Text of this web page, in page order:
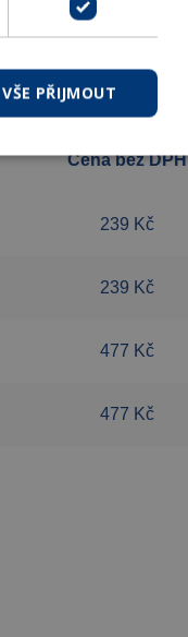
Cena bez DPH
239 Kč
239 Kč
477 Kč
477 Kč
VŠE PŘIJMOUT